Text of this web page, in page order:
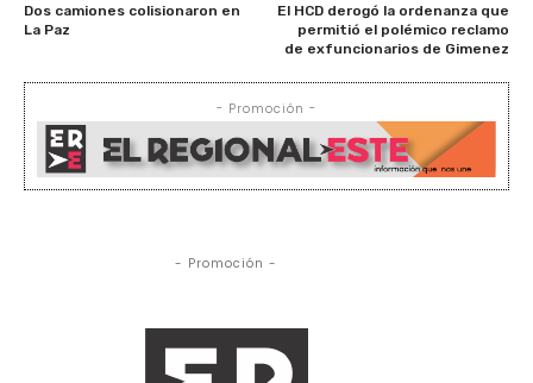
Dos camiones colisionaron en
La Paz
El HCD derogó la ordenanza que
permitió el polémico reclamo
de exfuncionarios de Gimenez
- Promoción -
- Promoción -